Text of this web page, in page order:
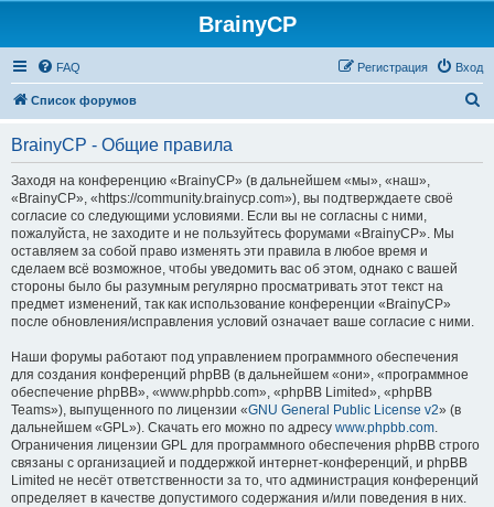
BrainyCP
FAQ Вход
Регистрация
Список форумов
BrainyCP - Общие правила
Заходя на конференцию «BrainyCP» (в дальнейшем «мы», «наш»,
«BrainyCP», «https://community.brainycp.com»), вы подтверждаете своё
согласие со следующими условиями. Если вы не согласны с ними,
пожалуйста, не заходите и не пользуйтесь форумами «BrainyCP». Мы
оставляем за собой право изменять эти правила в любое время и
сделаем всё возможное, чтобы уведомить вас об этом, однако с вашей
стороны было бы разумным регулярно просматривать этот текст на
предмет изменений, так как использование конференции «BrainyCP»
после обновления/исправления условий означает ваше согласие с ними.
Наши форумы работают под управлением программного обеспечения
для создания конференций phpBB (в дальнейшем «они», «программное
обеспечение phpBB», «www.phpbb.com», «phpBB Limited», «phpBB
Teams»), выпущенного по лицензии «GNU General Public License v2» (в
дальнейшем «GPL»). Скачать его можно по адресу www.phpbb.com.
Ограничения лицензии GPL для программного обеспечения phpBB строго
связаны с организацией и поддержкой интернет-конференций, и phpBB
Limited не несёт ответственности за то, что администрация конференций
определяет в качестве допустимого содержания и/или поведения в них.